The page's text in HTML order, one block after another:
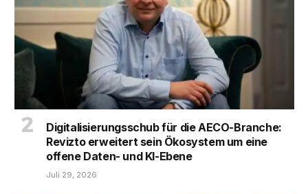
Digitalisierungsschub für die AECO-Branche:
Revizto erweitert sein Ökosystem um eine
offene Daten- und KI-Ebene
Juli 29, 2026